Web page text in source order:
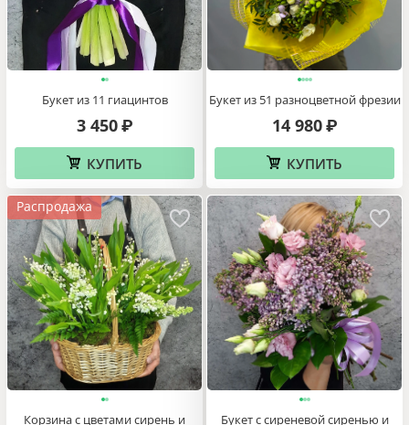
Букет из 11 гиацинтов
3 450 ₽
КУПИТЬ
Букет из 51 разноцветной фрезии
14 980 ₽
КУПИТЬ
Распродажа
Корзина с цветами сирень и
Букет с сиреневой сиренью и